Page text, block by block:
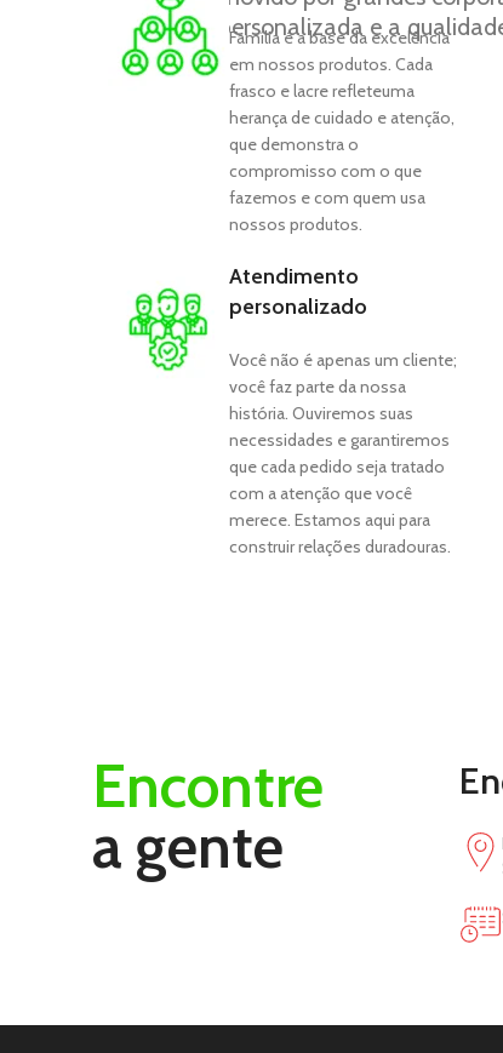
personalizada e a
Família é a base da excelência
em nossos produtos. Cada
frasco e lacre refleteuma
herança de cuidado e atenção,
que demonstra o
compromisso com o que
fazemos e com quem usa
nossos produtos.
Atendimento
personalizado
Você não é apenas um cliente;
você faz parte da nossa
história. Ouviremos suas
necessidades e garantiremos
que cada pedido seja tratado
com a atenção que você
merece. Estamos aqui para
construir relações duradouras.
Encontre
a gente